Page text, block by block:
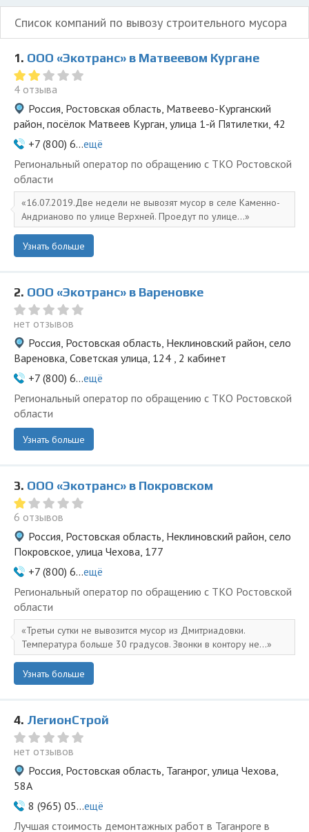
Список компаний по вывозу строительного мусора
1. ООО «Экотранс» в Матвеевом Кургане
4 отзыва
Россия, Ростовская область, Матвеево-Курганский
район, посёлок Матвеев Курган, улица 1-й Пятилетки, 42
+7 (800) 6...ещё
Региональный оператор по обращению с ТКО Ростовской
области
16.07.2019.Две недели не вывозят мусор в селе Каменно-
Андрианово по улице Верхней. Проедут по улице...
Узнать больше
2. ООО «Экотранс» в Вареновке
нет отзывов
Россия, Ростовская область, Неклиновский район, село
Вареновка, Советская улица, 124 , 2 кабинет
+7 (800) 6...ещё
Региональный оператор по обращению с ТКО Ростовской
области
Узнать больше
3. ООО «Экотранс» в Покровском
6 отзывов
Россия, Ростовская область, Неклиновский район, село
Покровское, улица Чехова, 177
+7 (800) 6...ещё
Региональный оператор по обращению с ТКО Ростовской
области
Третьи сутки не вывозится мусор из Дмитриадовки.
Температура больше 30 градусов. Звонки в контору не...
Узнать больше
4. ЛегионСтрой
нет отзывов
Россия, Ростовская область, Таганрог, улица Чехова,
58А
8 (965) 05...ещё
Лучшая стоимость демонтажных работ в Таганроге в